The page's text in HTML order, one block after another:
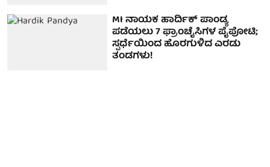
MI ನಾಯಕ ಹಾರ್ದಿಕ್ ಪಾಂಡ್ಯ
ಪಡೆಯಲು 7 ಫ್ರಾಂಚೈಸಿಗಳ ಪೈಪೋಟಿ;
ಸ್ಪರ್ಧೆಯಿಂದ ಹೊರಗುಳಿದ ಎರಡು
ತಂಡಗಳು!